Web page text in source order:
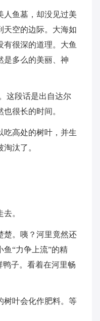
人鱼墓，却没见过美
天空的边际。大海如
很深的道理。大鱼
是多么的美丽、神
这段话是出自达尔
很长的时间。
吃高处的树叶，并生
汰了。
。
楚。咦？河里竟然还
“力争上流”的精
子。看着在河里畅
树叶会化作肥料。等